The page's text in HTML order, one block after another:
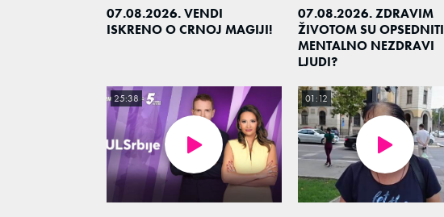
07.08.2026. VENDI
ISKRENO O CRNOJ MAGIJI!
07.08.2026. ZDRAVIM
ŽIVOTOM SU OPSEDNITI
MENTALNO NEZDRAVI
LJUDI?
25:38 01:12